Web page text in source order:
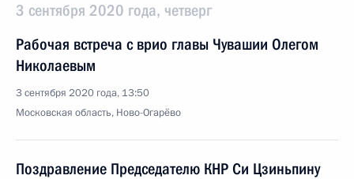
3 сентября 2020 года, четверг
Рабочая встреча с врио главы Чувашии Олегом
Николаевым
3 сентября 2020 года, 13:50
Московская область, Ново-Огарёво
Поздравление Председателю КНР Си Цзиньпину